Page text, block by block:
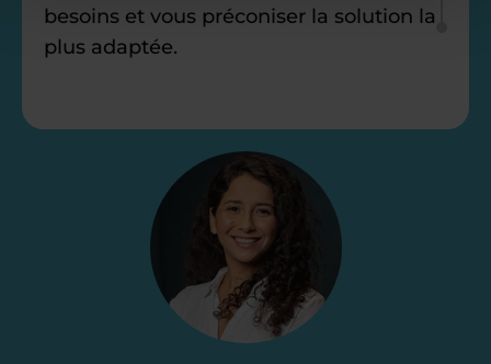
besoins et vous préconiser la solution la
plus adaptée.
Étape 2
Je vous envoie une
proposition
d’accompagnement